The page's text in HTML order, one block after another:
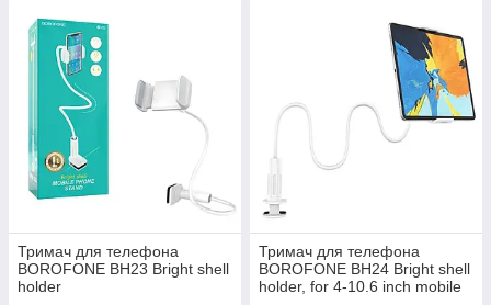
Тримач для телефона
BOROFONE BH23 Bright shell
holder
Тримач для телефона
BOROFONE BH24 Bright shell
holder, for 4-10.6 inch mobile